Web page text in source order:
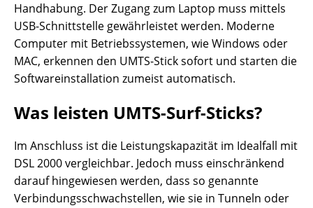
Handhabung. Der Zugang zum Laptop muss mittels
USB-Schnittstelle gewährleistet werden. Moderne
Computer mit Betriebssystemen, wie Windows oder
MAC, erkennen den UMTS-Stick sofort und starten die
Softwareinstallation zumeist automatisch.
Was leisten UMTS-Surf-Sticks?
Im Anschluss ist die Leistungskapazität im Idealfall mit
DSL 2000 vergleichbar. Jedoch muss einschränkend
darauf hingewiesen werden, dass so genannte
Verbindungsschwachstellen, wie sie in Tunneln oder